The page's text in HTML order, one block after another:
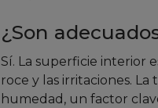
¿Son
Sí. La superficie interior
roce y las irritaciones.
humedad, un factor